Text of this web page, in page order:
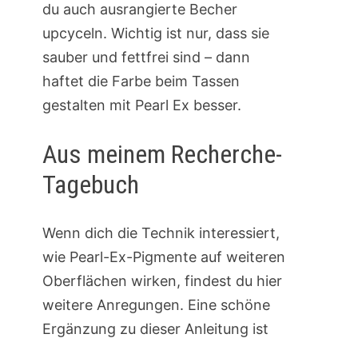
du auch ausrangierte Becher
upcyceln. Wichtig ist nur, dass sie
sauber und fettfrei sind – dann
haftet die Farbe beim Tassen
gestalten mit Pearl Ex besser.
Aus meinem Recherche-
Tagebuch
Wenn dich die Technik interessiert,
wie Pearl-Ex-Pigmente auf weiteren
Oberflächen wirken, findest du hier
weitere Anregungen. Eine schöne
Ergänzung zu dieser Anleitung ist